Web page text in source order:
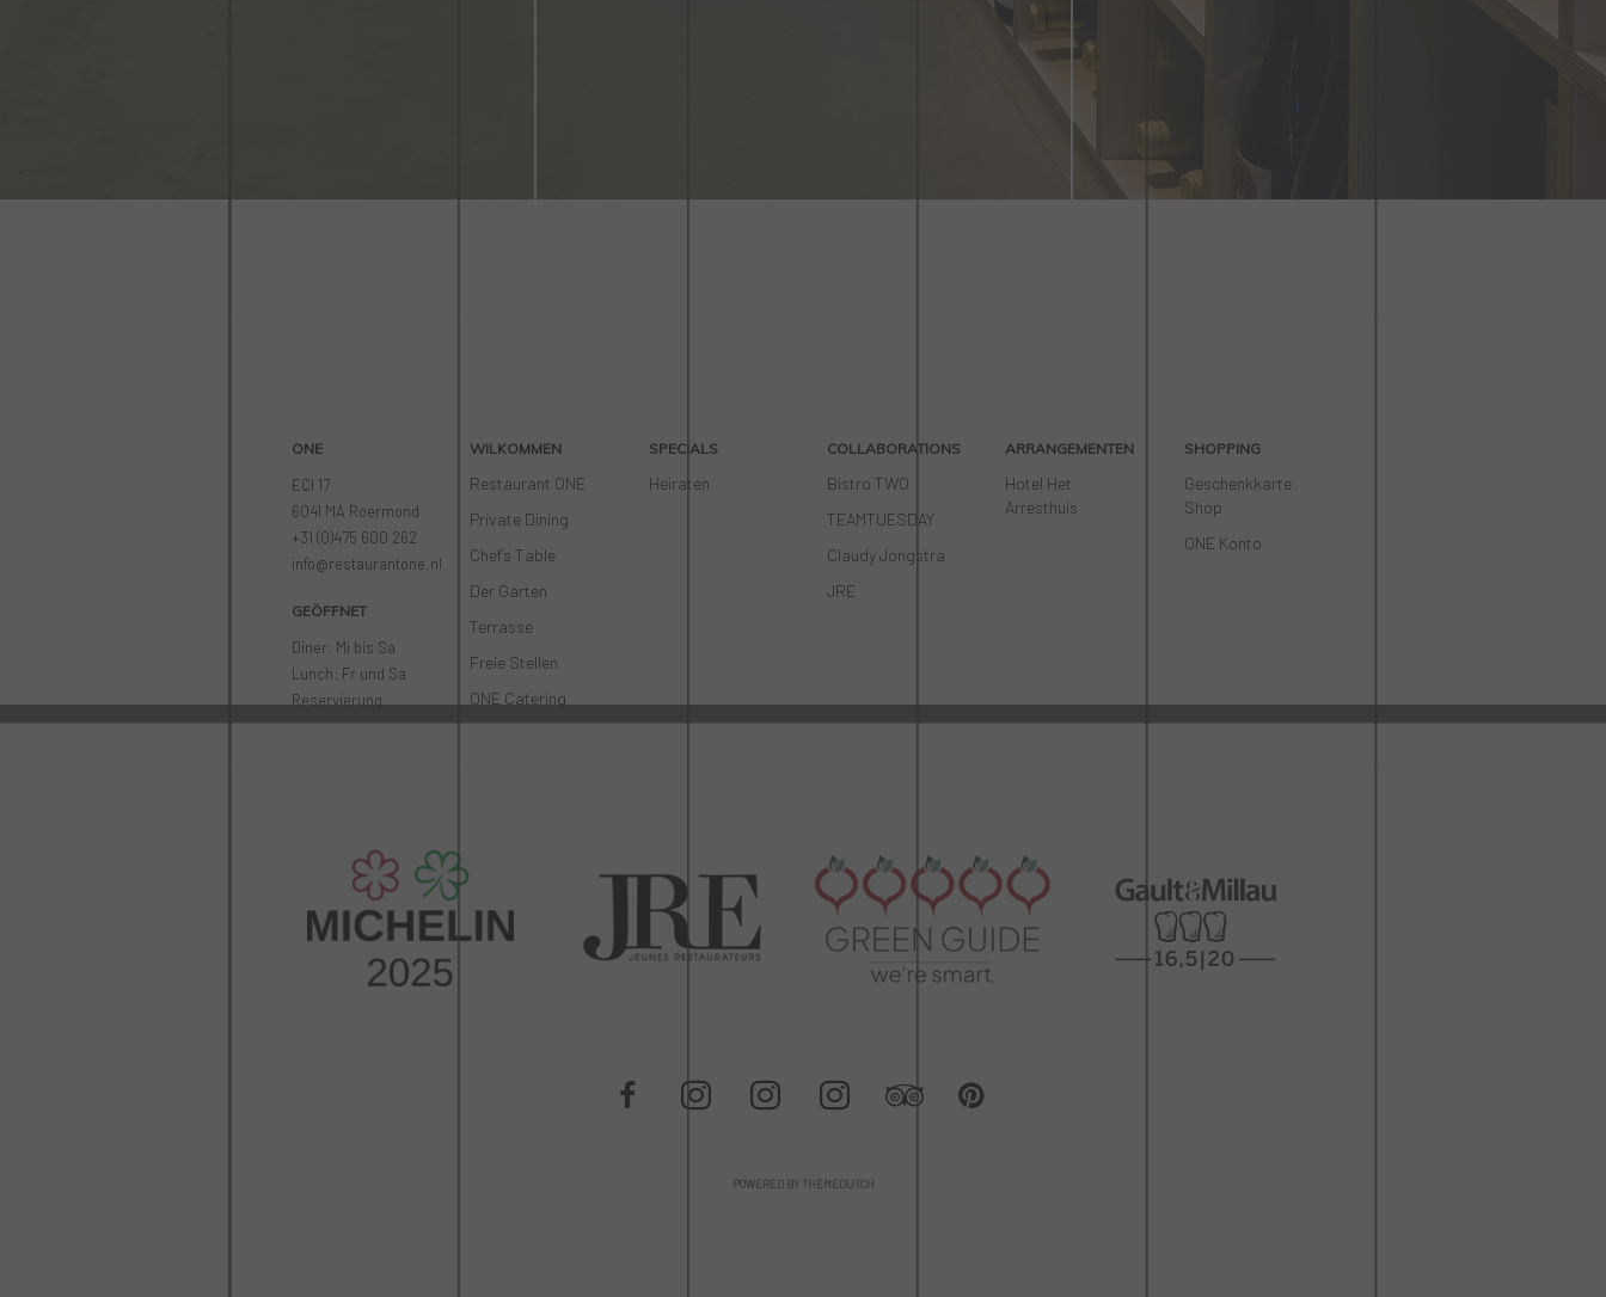
ONE
ECI 17
6041 MA Roermond
+31 (0)475 600 262
info@restaurantone.nl
GEÖFFNET
Diner: Mi bis Sa
Lunch: Fr und Sa
Reservierung
WILKOMMEN
Restaurant ONE
Private Dining
Chef’s Table
Der Garten
Terrasse
Freie Stellen
ONE Catering
SPECIALS
Heiraten
COLLABORATIONS
Bistro TWO
TEAMTUESDAY
Claudy Jongstra
JRE
ARRANGEMENTEN
Hotel Het
Arresthuis
SHOPPING
Geschenkkarte
Shop
ONE Konto
POWERED BY THEMEDUTCH